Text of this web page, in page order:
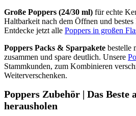
Große Poppers (24/30 ml) für echte
Haltbarkeit nach dem Öffnen und
Entdecke jetzt alle Poppers in großen
Poppers Packs & Sparpakete bestelle
zusammen und spare deutlich. Unsere
Stammkunden, zum Kombinieren
Weiterverschenken.
Poppers Zubehör | Das Beste
herausholen